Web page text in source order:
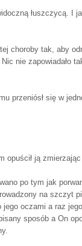
łuszczycą.
choroby tak, aby
nie zapowiadało
przeniósł się w
opuścił ją
po tym jak
na szczyt
jego oczami a raz
sposób a On